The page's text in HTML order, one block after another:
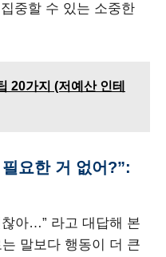
중할 수 있는 소중한
20가지 (저예산 인테
요한 거 없어?”:
찮아…” 라고 대답해 본
말보다 행동이 더 큰